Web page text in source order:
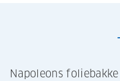
Napoleons